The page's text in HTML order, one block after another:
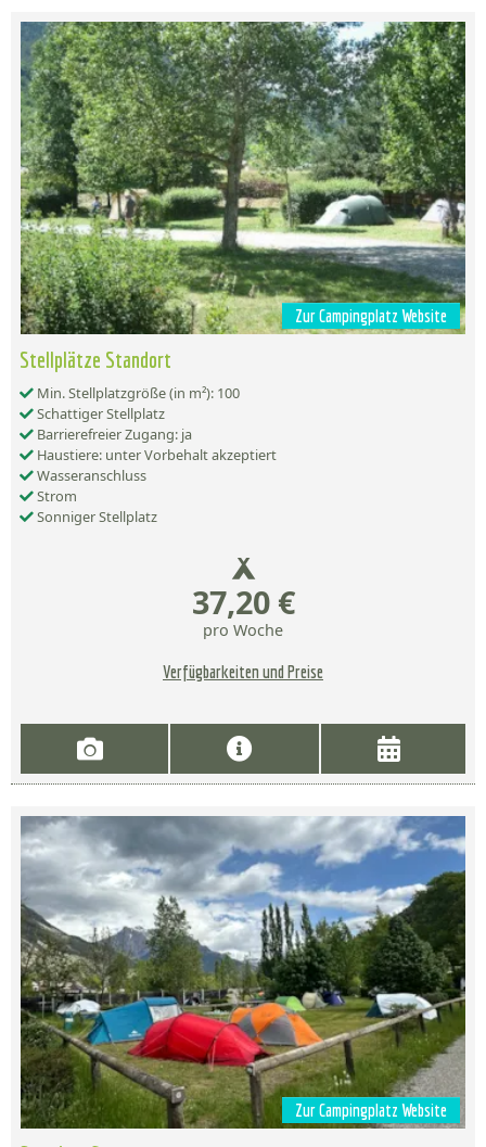
Zur Campingplatz Website
Stellplätze Standort
Min. Stellplatzgröße (in m²): 100
Schattiger Stellplatz
Barrierefreier Zugang: ja
Haustiere: unter Vorbehalt akzeptiert
Wasseranschluss
Strom
Sonniger Stellplatz
37,20 €
pro Woche
Verfügbarkeiten und Preise
Zur Campingplatz Website